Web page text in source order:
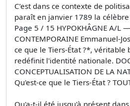
C’est dans ce contexte de
paraît en janvier 1789 la célèbre
Page 5 / 15 HYPOKHÂGNE A/L
CONTEMPORAINE Emmanuel-
ce que le Tiers-État ?*,
redéfinit l'identité nationale.
CONCEPTUALISATION DE LA
Qu'est-ce que le Tiers-État ?
Qu'a-t-il été jusqu'à présent